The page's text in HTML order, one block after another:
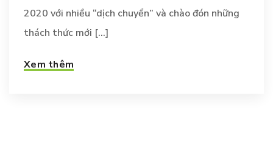
2020 với nhiều “dịch chuyển” và chào đón những
thách thức mới [...]
Xem thêm